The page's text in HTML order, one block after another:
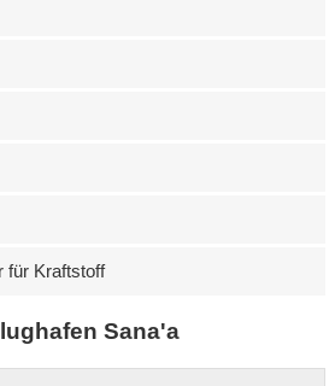
für Kraftstoff
Sana'a